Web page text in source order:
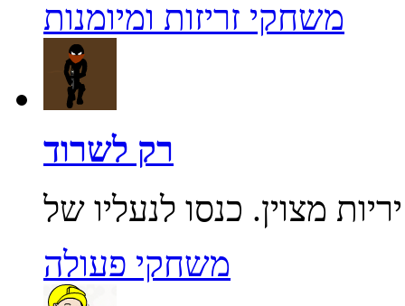
משחקי זריזות ומיומנות
רק לשרוד
משחקי פעולה